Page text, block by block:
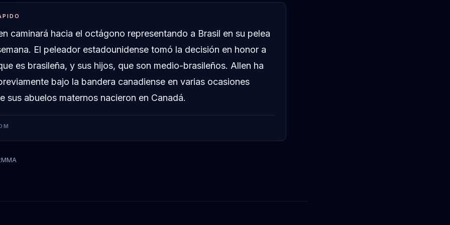
caminará hacia el octágono representando a Brasil en su pelea
El peleador estadounidense tomó la decisión en honor a
es brasileña, y sus hijos, que son medio-brasileños. Allen ha
bajo la bandera canadiense en varias ocasiones
sus abuelos maternos nacieron en Canadá.